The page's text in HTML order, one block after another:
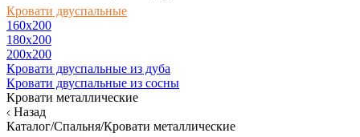
Кровати двуспальные
160х200
180x200
200x200
Кровати двуспальные из дуба
Кровати двуспальные из сосны
Кровати металлические
Назад
Каталог/Спальня/Кровати металлические